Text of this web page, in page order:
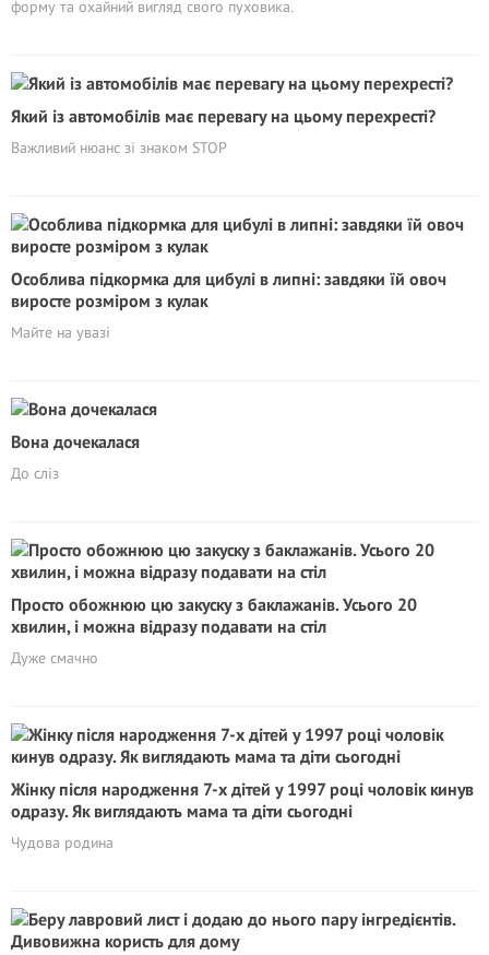
форму та охайний вигляд свого пуховика.
Який із автомобілів має перевагу на цьому перехресті?
Важливий нюанс зі знаком STOP
Особлива підкормка для цибулі в липні: завдяки їй овоч
виросте розміром з кулак
Майте на увазі
Вона дочекалася
До сліз
Просто обожнюю цю закуску з баклажанів. Усього 20
хвилин, і можна відразу подавати на стіл
Дуже смачно
Жінку після народження 7-х дітей у 1997 році чоловік кинув
одразу. Як виглядають мама та діти сьогодні
Чудова родина